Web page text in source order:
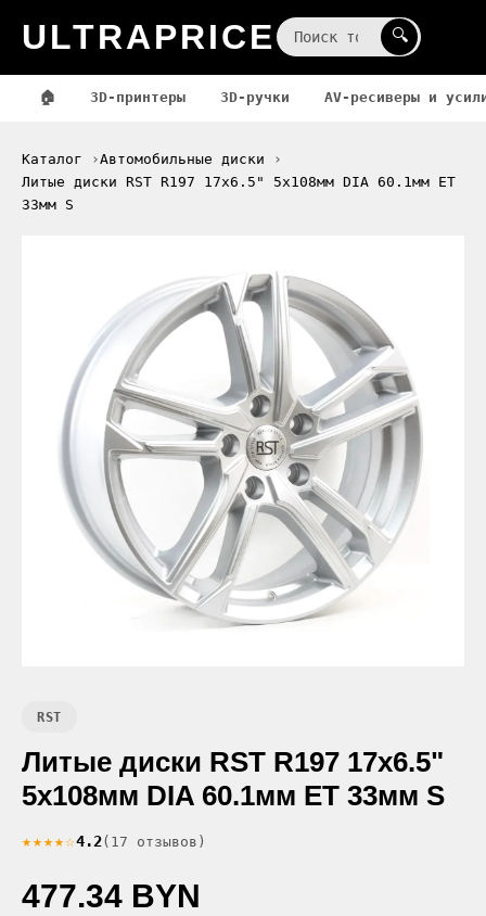
ULTRAPRICE 🔍
🏠 3D-принтеры 3D-ручки AV-ресиверы и
Каталог
Автомобильные диски
Литые диски RST R197 17x6.5" 5x108мм DIA 60.1мм ET
33мм S
RST
Литые диски RST R197 17x6.5"
5x108мм DIA 60.1мм ET 33мм S
★★★★☆4.2(17 отзывов)
477.34 BYN